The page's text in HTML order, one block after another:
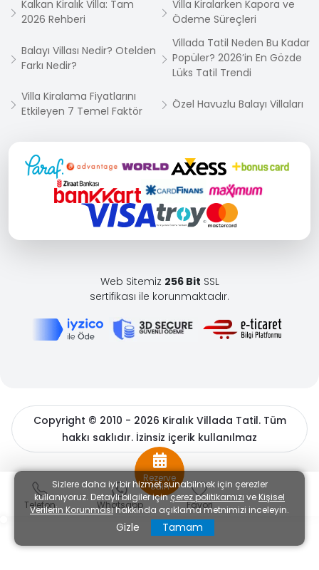
Kalkan Kiralık Villa: Tam
2026 Rehberi
Villa Kiralarken Kapora ve
Ödeme Süreçleri
Balayı Villası Nedir? Otelden
Farkı Nedir?
Villada Tatil Neden Bu Kadar
Popüler? 2026’in En Gözde
Lüks Tatil Trendi
Villa Kiralama Fiyatlarını
Etkileyen 7 Temel Faktör
Özel Havuzlu Balayı Villaları
Web Sitemiz 256 Bit SSL
sertifikası ile korunmaktadır.
Copyright © 2010 - 2026 Kiralık Villada Tatil. Tüm
hakkı saklıdır. İzinsiz içerik kullanılmaz
BöcekSoft
Telefon Whatsapp
Rezerve
edin
Favori
Sizlere daha iyi bir hizmet sunabilmek için çerezler
kullanıyoruz. Detaylı bilgiler içinçerez politikamızı ve Kişisel
Verilerin Korunmasıhakkında açıklama metnimizi inceleyin.
Gizle Tamam